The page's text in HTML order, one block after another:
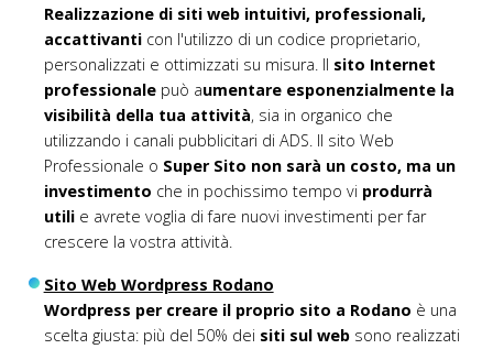
Realizzazione di siti web intuitivi, professionali,
accattivanticon l'utilizzo di un codice proprietario,
personalizzati e ottimizzati su misura. Il sito Internet
professionalepuò aumentare esponenzialmente la
visibilità della tua attività, sia in organico che
utilizzando i canali pubblicitari di ADS. Il sito Web
Professionale o Super Sito non sarà un costo, ma un
investimento che in pochissimo tempo vi produrrà
utili e avrete voglia di fare nuovi investimenti per far
crescere la vostra attività.
Sito Web Wordpress Rodano
Wordpress per creare il proprio sito a Rodano è una
scelta giusta: più del 50% dei siti sul websono realizzati